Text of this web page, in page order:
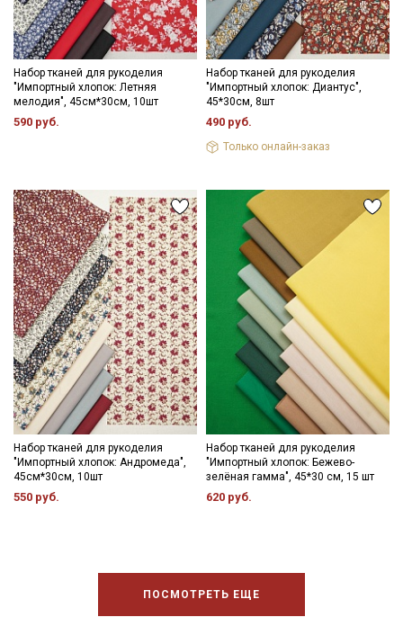
Набор тканей для рукоделия
"Импортный хлопок: Летняя
мелодия", 45см*30см, 10шт
590 руб.
Набор тканей для рукоделия
"Импортный хлопок: Диантус",
45*30см, 8шт
490 руб.
Только онлайн-заказ
Набор тканей для рукоделия
"Импортный хлопок: Андромеда",
45см*30см, 10шт
550 руб.
Набор тканей для рукоделия
"Импортный хлопок: Бежево-
зелёная гамма", 45*30 см, 15 шт
620 руб.
ПОСМОТРЕТЬ ЕЩЕ
Секретная рассылка от Купава
Мы публикуем здесь дополнительные
промокоды и скидки до 30% на узкие
категории тканей
Электронная почта
Подписаться
Ознакомлен(а) с
Политикой обработки персональных
данных
Согласие на обработку персональных